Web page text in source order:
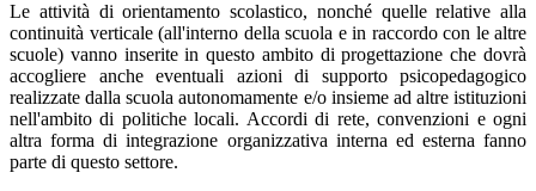
Le attività di orientamento scolastico, nonché quelle relative alla
continuità verticale (all'interno della scuola e in raccordo con le altre
scuole) vanno inserite in questo ambito di progettazione che dovrà
accogliere anche eventuali azioni di supporto psicopedagogico
realizzate dalla scuola autonomamente e/o insieme ad altre istituzioni
nell'ambito di politiche locali. Accordi di rete, convenzioni e ogni
altra forma di integrazione organizzativa interna ed esterna fanno
parte di questo settore.